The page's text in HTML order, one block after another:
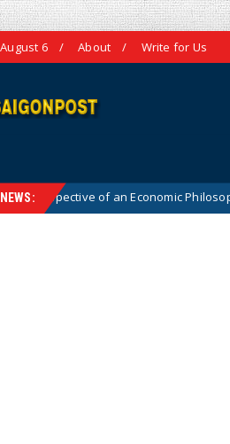
6 About Write for Us
an Economic Philosopher Hotnews